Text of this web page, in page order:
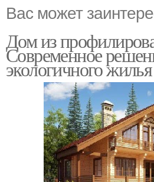
Вас может
Дом из
Современное
экологичного жилья